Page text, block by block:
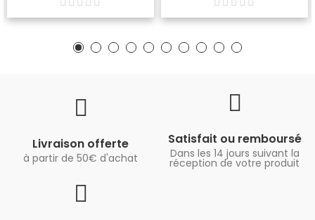
Livraison offerte
à partir de 50€ d'achat
Satisfait ou remboursé
Dans les 14 jours suivant la
réception de votre produit